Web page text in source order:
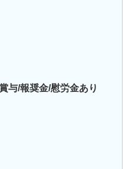
与/報奨金/慰労金あり